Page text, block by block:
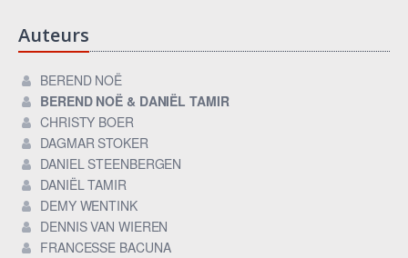
Auteurs
BEREND NOË
BEREND NOË & DANIËL TAMIR
CHRISTY BOER
DAGMAR STOKER
DANIEL STEENBERGEN
DANIËL TAMIR
DEMY WENTINK
DENNIS VAN WIEREN
FRANCESSE BACUNA